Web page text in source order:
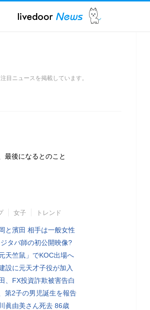
目ニュースを掲載しています。
最後になるとのこと
女子 トレンド
と濱田 相手は一般女性
タバ師の初公開映像?
天竺鼠」でKOC出場へ
設に元天才子役が加入
、FX投資詐欺被害告白
第2子の男児誕生を報告
眞由美さん死去 86歳